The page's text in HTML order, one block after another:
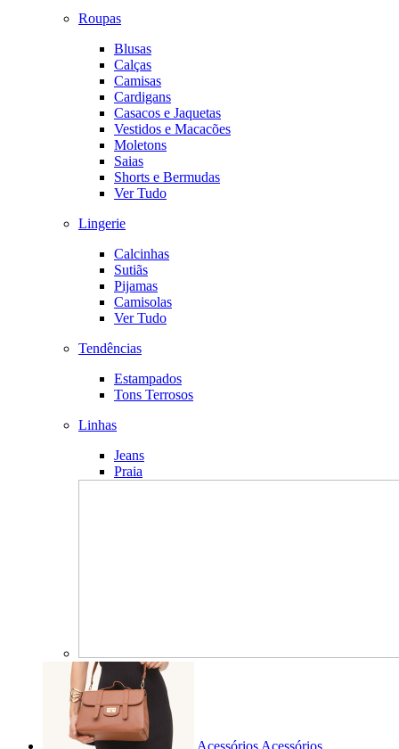
Roupas
Blusas
Calças
Camisas
Cardigans
Casacos e Jaquetas
Vestidos e Macacões
Moletons
Saias
Shorts e Bermudas
Ver Tudo
Lingerie
Calcinhas
Sutiãs
Pijamas
Camisolas
Ver Tudo
Tendências
Estampados
Tons Terrosos
Linhas
Jeans
Praia
Acessórios Acessórios